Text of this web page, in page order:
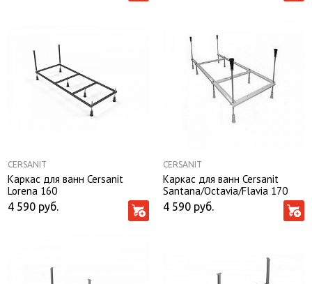
CERSANIT
Каркас для ванн Cersanit
Lorena 160
4 590 руб.
CERSANIT
Каркас для ванн Cersanit
Santana/Octavia/Flavia 170
4 590 руб.